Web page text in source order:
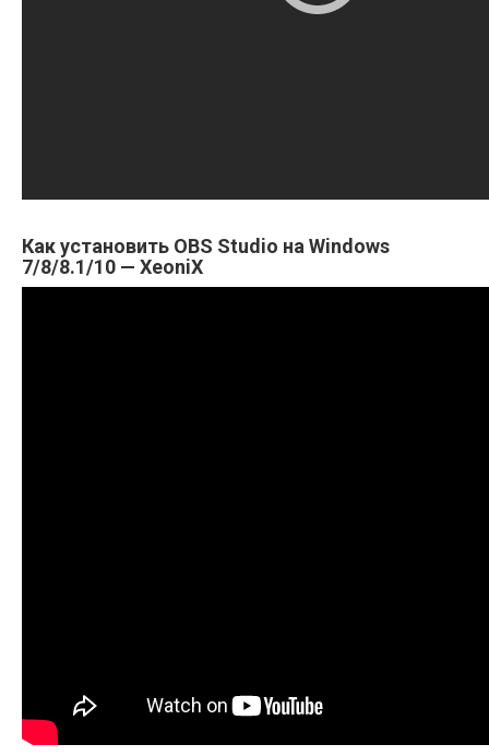
Как установить OBS Studio на Windows
7/8/8.1/10 — XeoniX